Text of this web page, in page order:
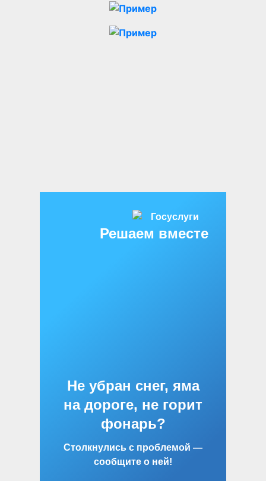
Решаем вместе
Не убран снег, яма
на дороге, не горит
фонарь?
Столкнулись с проблемой —
сообщите о ней!